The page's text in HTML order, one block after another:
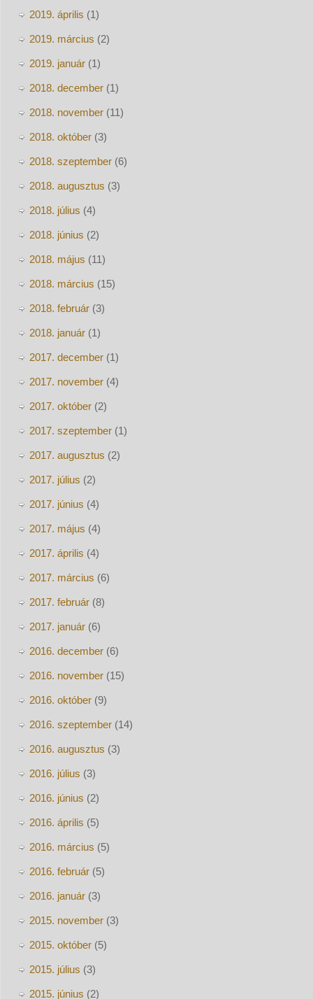
2019. április (1)
2019. március (2)
2019. január(1)
2018. december(1)
2018. november(11)
2018. október(3)
2018. szeptember(6)
2018. augusztus (3)
2018. július (4)
2018. június (2)
2018. május (11)
2018. március (15)
2018. február(3)
2018. január(1)
2017. december(1)
2017. november(4)
2017. október(2)
2017. szeptember(1)
2017. augusztus (2)
2017. július (2)
2017. június (4)
2017. május (4)
2017. április (4)
2017. március (6)
2017. február(8)
2017. január(6)
2016. december(6)
2016. november(15)
2016. október(9)
2016. szeptember(14)
2016. augusztus (3)
2016. július (3)
2016. június (2)
2016. április (5)
2016. március (5)
2016. február(5)
2016. január(3)
2015. november(3)
2015. október(5)
2015. július (3)
2015. június (2)